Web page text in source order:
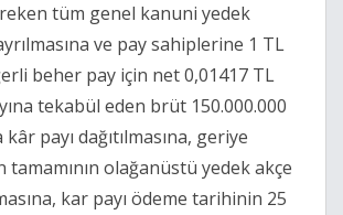
tüm genel kanuni yedek
ve pay sahiplerine 1 TL
beher pay için net 0,01417 TL
tekabül eden brüt 150.000.000
payı dağıtılmasına, geriye
tamamının olağanüstü yedek akçe
kar payı ödeme tarihinin 25